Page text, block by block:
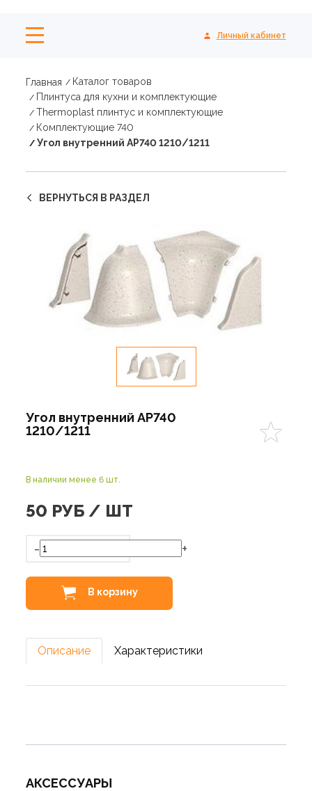
Личный кабинет
Главная
Каталог товаров
Плинтуса для кухни и комплектующие
Thermoplast плинтус и комплектующие
Комплектующие 740
Угол внутренний АР740 1210/1211
ВЕРНУТЬСЯ В РАЗДЕЛ
Угол внутренний АР740
1210/1211
В наличии менее 6 шт.
50 РУБ / ШТ
- +
В корзину
Описание Характеристики
АКСЕССУАРЫ